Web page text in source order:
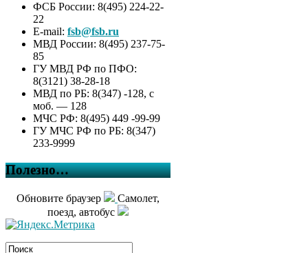
ФСБ России: 8(495) 224-22-
22
E-mail: fsb@fsb.ru
МВД России: 8(495) 237-75-
85
ГУ МВД РФ по ПФО:
8(3121) 38-28-18
МВД по РБ: 8(347) -128, с
моб. — 128
МЧС РФ: 8(495) 449 -99-99
ГУ МЧС РФ по РБ: 8(347)
233-9999
Полезно…
Обновите браузер
Самолет,
поезд, автобус